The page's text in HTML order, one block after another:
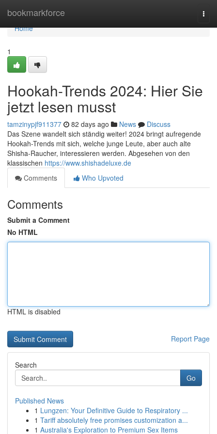
bookmarkforce
Home
Home
1
Hookah-Trends 2024: Hier Sie
jetzt lesen musst
tamzinypjf911377 82 days ago News
Discuss
Das Szene wandelt sich ständig weiter! 2024 bringt aufregende
Hookah-Trends mit sich, welche junge Leute, aber auch alte
Shisha-Raucher, interessieren werden. Abgesehen von den
klassischen https://www.shishadeluxe.de
Comments
Who Upvoted
Comments
Submit a Comment
No HTML
HTML is disabled
Report Page
Search
Go
Published News
1 Lungzen: Your Definitive Guide to Respiratory ...
1 Tariff absolutely free promises customization a...
1 Australia's Exploration to Premium Sex Items